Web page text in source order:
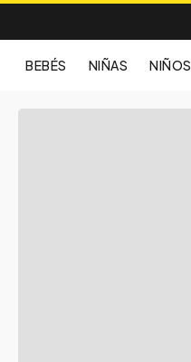
BEBÉS NIÑAS NIÑOS